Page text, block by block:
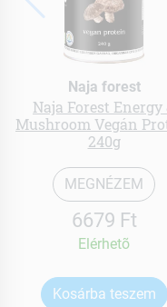
Naja forest
Naja Forest Energy
Mushroom Vegán
240g
MEGNÉZEM
6679 Ft
Elérhetõ
Kosárba teszem